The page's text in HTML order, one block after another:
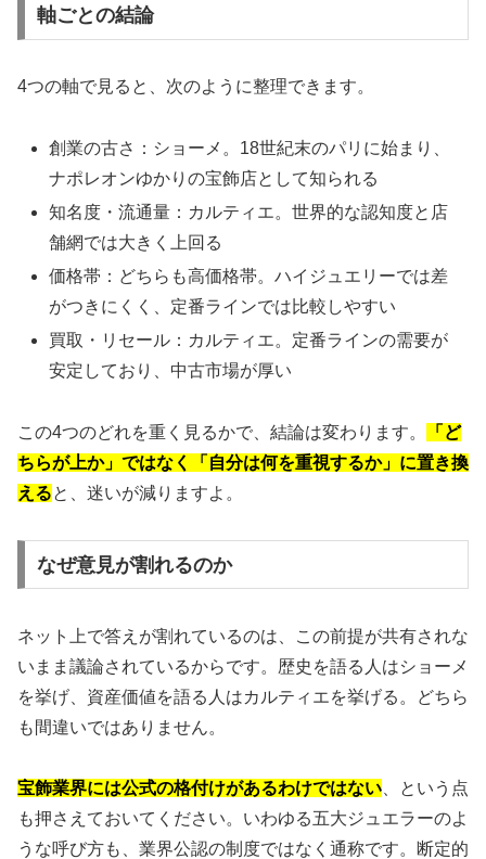
軸ごとの結論
4つの軸で見ると、次のように整理できます。
創業の古さ：ショーメ。18世紀末のパリに始まり、
ナポレオンゆかりの宝飾店として知られる
知名度・流通量：カルティエ。世界的な認知度と店
舗網では大きく上回る
価格帯：どちらも高価格帯。ハイジュエリーでは差
がつきにくく、定番ラインでは比較しやすい
買取・リセール：カルティエ。定番ラインの需要が
安定しており、中古市場が厚い
この4つのどれを重く見るかで、結論は変わります。
「ど
ちらが上か」ではなく「自分は何を重視するか」に置き換
えると、迷いが減りますよ。
なぜ意見が割れるのか
ネット上で答えが割れているのは、この前提が共有されな
いまま議論されているからです。歴史を語る人はショーメ
を挙げ、資産価値を語る人はカルティエを挙げる。どちら
も間違いではありません。
宝飾業界には公式の格付けがあるわけではない 、という点
も押さえておいてください。いわゆる五大ジュエラーのよ
うな呼び方も、業界公認の制度ではなく通称です。断定的